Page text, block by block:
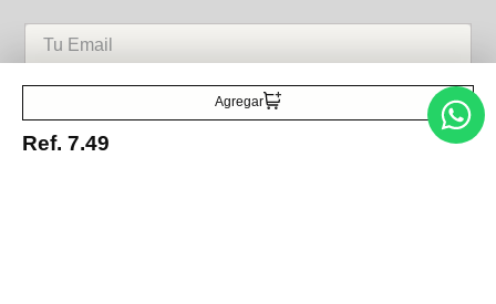
Agregar
Ref. 7.49
Acepto la política de tratamiento de datos personales Suscribirse
Acerca de nosotros